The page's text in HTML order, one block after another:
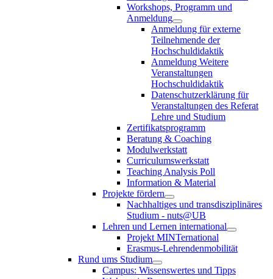
Workshops, Programm und
Anmeldung
Anmeldung für externe
Teilnehmende der
Hochschuldidaktik
Anmeldung Weitere
Veranstaltungen
Hochschuldidaktik
Datenschutzerklärung für
Veranstaltungen des Referat
Lehre und Studium
Zertifikatsprogramm
Beratung & Coaching
Modulwerkstatt
Curriculumswerkstatt
Teaching Analysis Poll
Information & Material
Projekte fördern
Nachhaltiges und transdisziplinäres
Studium - nuts@UB
Lehren und Lernen international
Projekt MINTernational
Erasmus-Lehrendenmobilität
Rund ums Studium
Campus: Wissenswertes und Tipps